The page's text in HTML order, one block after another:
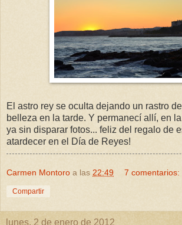
El astro rey se oculta dejando un rastro
belleza en la tarde. Y permanecí allí, en
ya sin disparar fotos... feliz del regalo de
atardecer en el Día de Reyes!
Carmen Montoro a las 22:49 7 comentarios:
Compartir
lunes, 2 de enero de 2012